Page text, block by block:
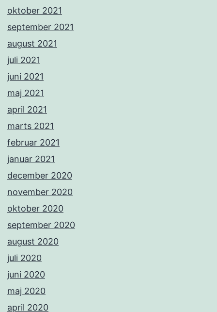
oktober 2021
september 2021
august 2021
juli 2021
juni 2021
maj 2021
april 2021
marts 2021
februar 2021
januar 2021
december 2020
november 2020
oktober 2020
september 2020
august 2020
juli 2020
juni 2020
maj 2020
april 2020